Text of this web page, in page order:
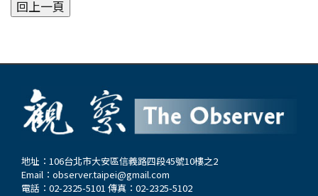
地址：106台北市大安區信義路四段45號10樓之2
Email： observer.taipei@gmail.com
電話：02-2325-5101 傳真：02-2325-5102